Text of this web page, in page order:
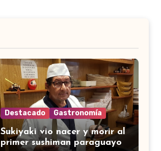
Destacado Gastronomía
Sukiyaki vio nacer y morir al
primer sushiman paraguayo